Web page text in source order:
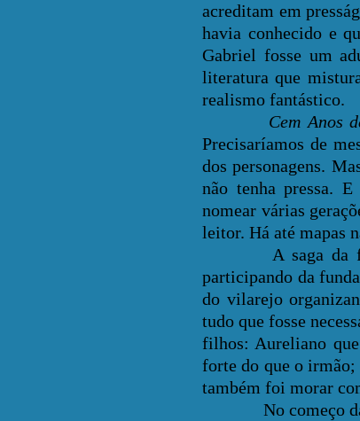
acreditam em
havia conhecido e
Gabriel fosse um
literatura que
realismo fantástico.
Cem Anos
Precisaríamos de
dos personagens.
não tenha pressa.
nomear várias
leitor. Há até mapas
A saga da
participando da
do vilarejo
tudo que fosse
filhos: Aureliano
forte do que o irmão;
também foi morar
No começo da